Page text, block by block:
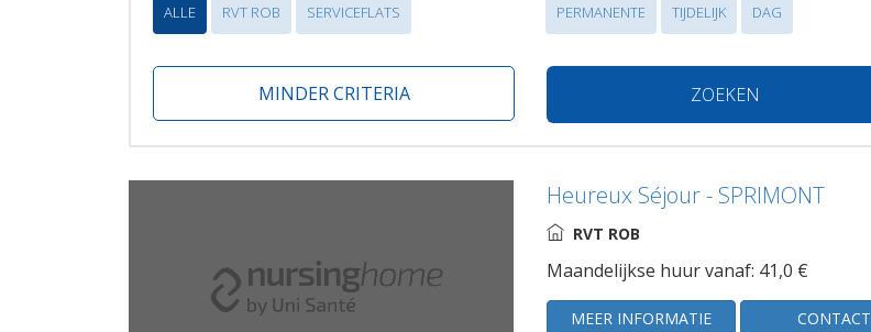
ALLE RVT ROB SERVICEFLATS PERMANENTE TIJDELIJK DAG
ZOEKEN
MINDER CRITERIA
Heureux Séjour - SPRIMONT
RVT ROB
Maandelijkse huur vanaf: 41,0 €
MEER INFORMATIE CONTACT